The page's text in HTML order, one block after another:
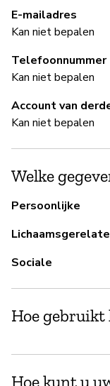
E-mailadres
Kan niet bepalen
Telefoonnummer
Kan niet bepalen
Account van
Kan niet bepalen
Welke
Persoonlijke
Sociale
Hoe gebruikt
Hoe kunt u